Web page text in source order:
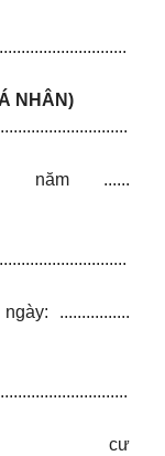
NHÂN)
năm ......
................
cư